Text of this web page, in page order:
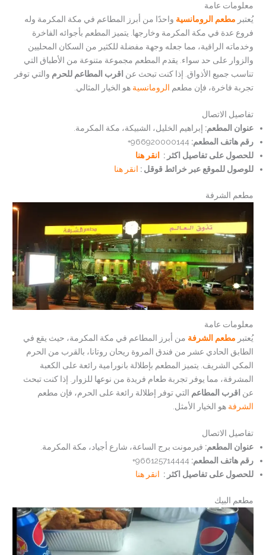
معلومات عامة
يُعتبر مطعم الرومانسية واحدًا من أبرز المطاعم في مكة المكرمة وله
فروع عدة في مكة المكرمة وخارجها. يتميز المطعم بأجوائه الفاخرة
وخدماته الراقية، مما جعله وجهة مفضلة للكثير من السكان المحليين
والزوار على حد سواء. يقدم المطعم مجموعة متنوعة من الأطباق التي
تناسب جميع الأذواق. إذا كنت تبحث عن اقرب المطاعم للحرم والتي توفر
تجربة فاخرة، فإن مطعم الرومانسيةهو الخيار المثالي.
تفاصيل الاتصال
عنوان المطعم: إبراهيم الخليل، الشبيكة، مكة المكرمة.
رقم هاتف المطعم: 966920000144+
للحصول على تفاصيل اكثر :
انقر هنا
للوصول للموقع عبر خرائط قوقل : انقر هنا
مطعم الشرفة
معلومات عامة
يُعتبر مطعم الشرفة من أبرز المطاعم في مكة المكرمة، حيث يقع في
الطابق الحادي عشر من فندق المروة ريحان روتانا، بالقرب من الحرم
المكي الشريف. يتميز المطعم بإطلالة بانورامية رائعة على الكعبة
المشرفة، مما يوفر تجربة طعام فريدة من نوعها للزوار. إذا كنت تبحث
عن اقرب المطاعم التي توفر إطلالة رائعة على الحرم، فإن مطعم
الشرفة هو الخيار الأمثل.
تفاصيل الاتصال
عنوان المطعم: فيرمونت برج الساعة، شارع أجياد، مكة المكرمة.
رقم هاتف المطعم: 966125714444+
للحصول على تفاصيل اكثر : انقر هنا
مطعم البيك